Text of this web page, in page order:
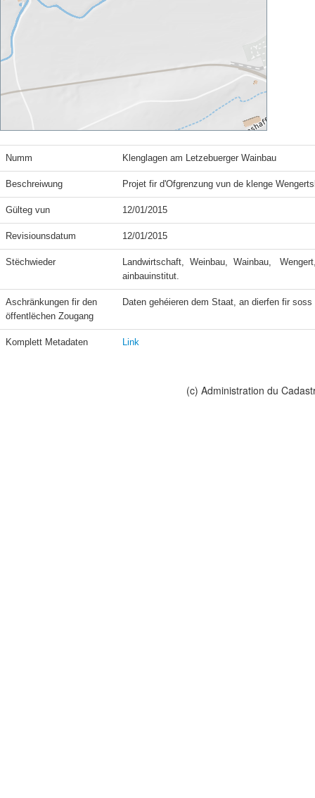
Numm Klenglagen am Letzebuerger Wainbau
Beschreiwung Projet fir d'Ofgrenzung vun de klenge
Gülteg vun 12/01/2015
Revisiounsdatum 12/01/2015
Stëchwieder
Landwirtschaft,  Weinbau,  Wainbau,
ainbauinstitut.
Aschränkungen fir den
öffentlëchen Zougang
Daten gehéieren dem Staat, an dierfen fir
Komplett Metadaten Link
(c) Administration du